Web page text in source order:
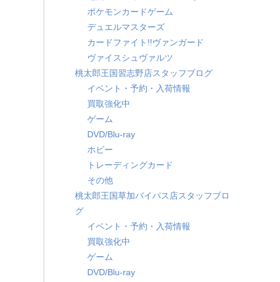
ポケモンカードゲーム
デュエルマスターズ
カードファイト!!ヴァンガード
ヴァイスシュヴァルツ
桃太郎王国習志野店スタッフブログ
イベント・予約・入荷情報
買取強化中
ゲーム
DVD/Blu-ray
ホビー
トレーディングカード
その他
桃太郎王国草加バイパス店スタッフブロ
グ
イベント・予約・入荷情報
買取強化中
ゲーム
DVD/Blu-ray